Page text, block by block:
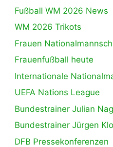
Fußball WM 2026 News
WM 2026 Trikots
Frauen
Frauenfußball heute
Internationale
UEFA Nations League
Bundestrainer Julian
Bundestrainer Jürgen
DFB Pressekonferenzen